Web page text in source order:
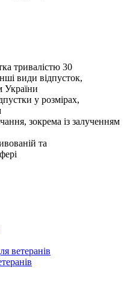
тривалістю 30
види відпусток,
України
у розмірах,
зокрема із залученням
та
ветеранів